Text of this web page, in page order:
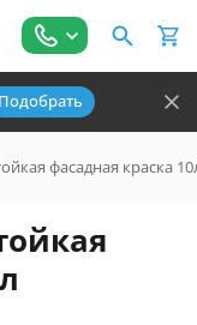
Подобрать
фасадная краска